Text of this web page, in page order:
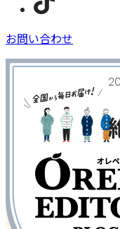
お問い合わせ
おいしいも